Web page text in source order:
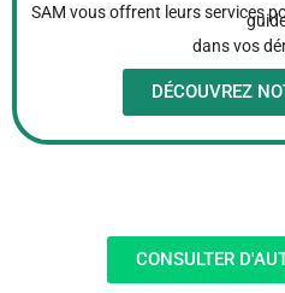
SAM vous offrent leurs services
dans vos
DÉCOUVREZ
CONSULTER